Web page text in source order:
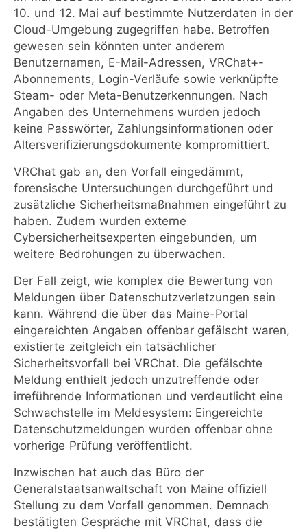
10. und 12. Mai auf bestimmte Nutzerdaten in der
Cloud-Umgebung zugegriffen habe. Betroffen
gewesen sein könnten unter anderem
Benutzernamen, E-Mail-Adressen, VRChat+-
Abonnements, Login-Verläufe sowie verknüpfte
Steam- oder Meta-Benutzerkennungen. Nach
Angaben des Unternehmens wurden jedoch
keine Passwörter, Zahlungsinformationen oder
Altersverifizierungsdokumente kompromittiert.
VRChat gab an, den Vorfall eingedämmt,
forensische Untersuchungen durchgeführt und
zusätzliche Sicherheitsmaßnahmen eingeführt zu
haben. Zudem wurden externe
Cybersicherheitsexperten eingebunden, um
weitere Bedrohungen zu überwachen.
Der Fall zeigt, wie komplex die Bewertung von
Meldungen über Datenschutzverletzungen sein
kann. Während die über das Maine-Portal
eingereichten Angaben offenbar gefälscht waren,
existierte zeitgleich ein tatsächlicher
Sicherheitsvorfall bei VRChat. Die gefälschte
Meldung enthielt jedoch unzutreffende oder
irreführende Informationen und verdeutlicht eine
Schwachstelle im Meldesystem: Eingereichte
Datenschutzmeldungen wurden offenbar ohne
vorherige Prüfung veröffentlicht.
Inzwischen hat auch das Büro der
Generalstaatsanwaltschaft von Maine offiziell
Stellung zu dem Vorfall genommen. Demnach
bestätigten Gespräche mit VRChat, dass die